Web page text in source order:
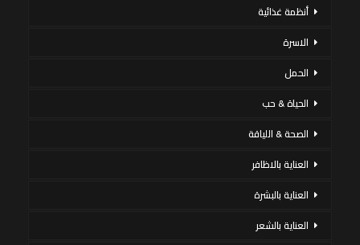
أنظمة غذائية
الاسرة
الحمل
الحياة & حب
الصحة & اللياقة
العناية بالاظافر
العناية بالبشرة
العناية بالشعر